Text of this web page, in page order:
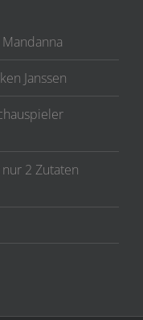
Janssen
2 Zutaten